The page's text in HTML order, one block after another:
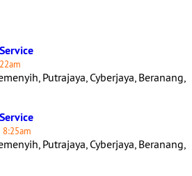
Putrajaya, Cyberjaya, Beranang,
Putrajaya, Cyberjaya, Beranang,